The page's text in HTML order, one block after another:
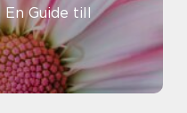
Guide till